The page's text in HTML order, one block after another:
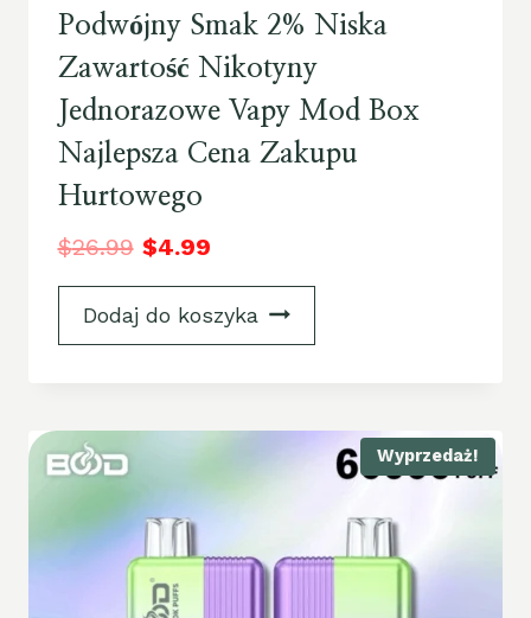
Podwójny Smak 2% Niska
Zawartość Nikotyny
Jednorazowe Vapy Mod Box
Najlepsza Cena Zakupu
Hurtowego
$26.99 $4.99
Dodaj do koszyka
Wyprzedaż!